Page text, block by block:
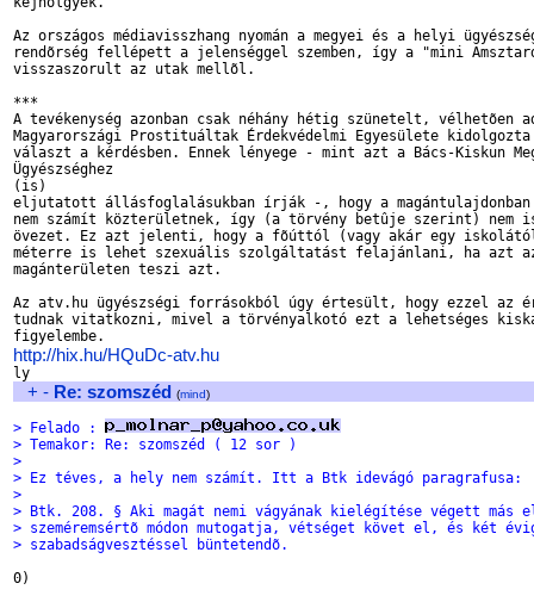
Az országos médiavisszhang nyomán a megyei és a helyi
rendõrség fellépett a jelenséggel szemben, így a "mini
visszaszorult az utak mellõl.
***
A tevékenység azonban csak néhány hétig szünetelt, vélhetõen
Magyarországi Prostituáltak Érdekvédelmi Egyesülete
választ a kérdésben. Ennek lényege - mint azt a Bács-Kiskun
Ügyészséghez
(is)
eljutatott állásfoglalásukban írják -, hogy a
nem számít közterületnek, így (a törvény betûje szerint) nem
övezet. Ez azt jelenti, hogy a fõúttól (vagy akár egy
méterre is lehet szexuális szolgáltatást felajánlani, ha azt
magánterületen teszi azt.
Az atv.hu ügyészségi forrásokból úgy értesült, hogy ezzel az
tudnak vitatkozni, mivel a törvényalkotó ezt a lehetséges
http://hix.hu/HQuDc-atv.hu
+ - Re: szomszéd (mind)
> Felado :
> Temakor: Re: szomszéd ( 12 sor )
>
> Ez téves, a hely nem számít. Itt a Btk idevágó paragrafusa:
>
> Btk. 208. § Aki magát nemi vágyának kielégítése végett
> szeméremsértõ módon mutogatja, vétséget követ el, és két
> szabadságvesztéssel büntetendõ.
0)